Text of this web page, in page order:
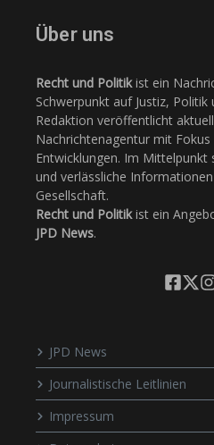
Über uns
Recht und Politikist ein
Schwerpunkt auf Justiz,
Redaktion veröffentlicht
Nachrichtenagentur mit
Entwicklungen. Im Mittelpunkt
und verlässliche
Gesellschaft.
Recht und Politikist ein
JPD News.
JPD News
Journalistische Leitlinien
Impressum